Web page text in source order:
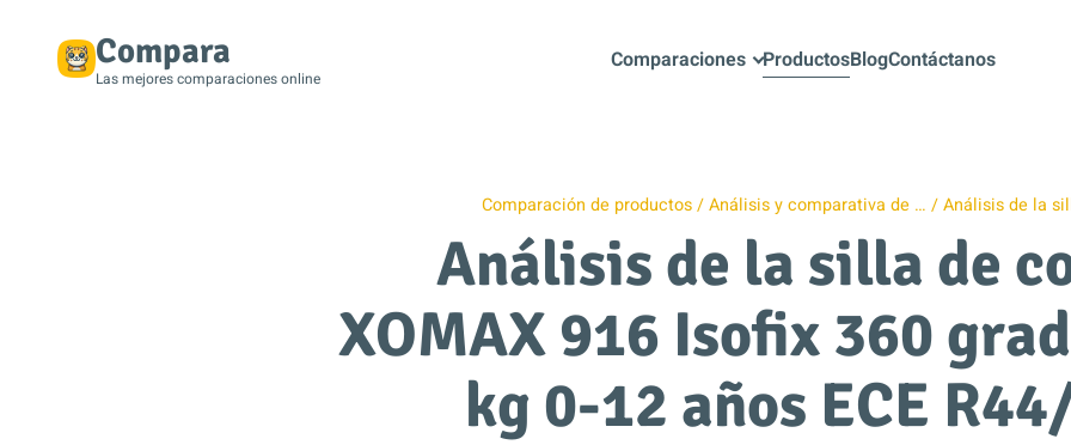
Compara
Las mejores comparaciones online
Comparaciones ProductosBlogContáctanos
Comparación de productos Análisis y comparativa de … Análisis de la
Análisis de la silla de
XOMAX 916 Isofix 360
kg 0-12 años ECE